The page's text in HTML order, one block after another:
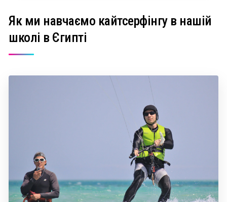
Як ми навчаємо кайтсерфінгу в нашій
школі в Єгипті